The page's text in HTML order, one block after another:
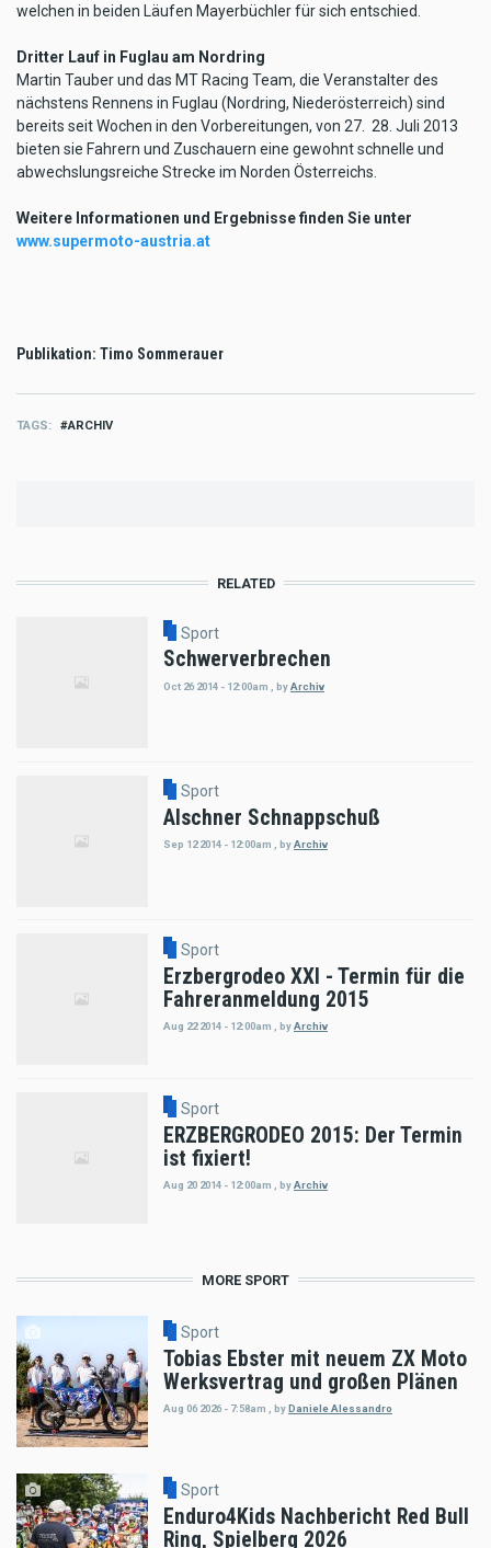
welchen in beiden Läufen Mayerbüchler für sich entschied.
Dritter Lauf in Fuglau am Nordring
Martin Tauber und das MT Racing Team, die Veranstalter des
nächstens Rennens in Fuglau (Nordring, Niederösterreich) sind
bereits seit Wochen in den Vorbereitungen, von 27.  28. Juli 2013
bieten sie Fahrern und Zuschauern eine gewohnt schnelle und
abwechslungsreiche Strecke im Norden Österreichs.
Weitere Informationen und Ergebnisse finden Sie unter
www.supermoto-austria.at
Publikation: Timo Sommerauer
TAGS ARCHIV
RELATED
Sport
Schwerverbrechen
Oct 26 2014 - 12:00am byArchiv
Sport
Alschner Schnappschuß
Sep 12 2014 - 12:00am , byArchiv
Sport
Erzbergrodeo XXI - Termin für die
Fahreranmeldung 2015
Aug 22 2014 - 12:00am byArchiv
Sport
ERZBERGRODEO 2015: Der Termin
ist fixiert!
Aug 20 2014 - 12:00am byArchiv
MORE SPORT
Sport
Tobias Ebster mit neuem ZX Moto
Werksvertrag und großen Plänen
Aug 06 2026 - 7:58am , byDaniele Alessandro
Sport
Enduro4Kids Nachbericht Red Bull
Ring, Spielberg 2026